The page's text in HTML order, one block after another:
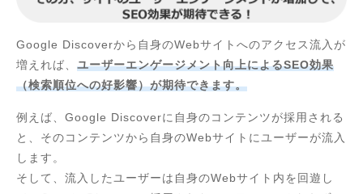
Google Discoverから自身のWebサイトへのアクセス流入が
増えれば、 ユーザーエンゲージメント向上によるSEO効果
（検索順位への好影響）が期待できます。
例えば、Google Discoverに自身のコンテンツが採用される
と、そのコンテンツから自身のWebサイトにユーザーが流入
します。
そして、流入したユーザーは自身のWebサイト内を回遊し